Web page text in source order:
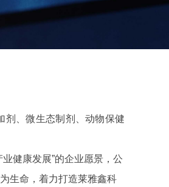
、微生态制剂、动物保健
健康发展”的企业愿景，公
生命，着力打造莱雅鑫科